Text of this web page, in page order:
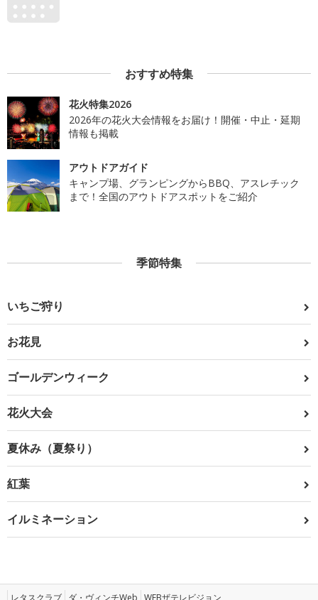
おすすめ特集
花火特集2026
2026年の花火大会情報をお届け！開催・中止・延期
情報も掲載
アウトドアガイド
キャンプ場、グランピングからBBQ、アスレチック
まで！全国のアウトドアスポットをご紹介
季節特集
いちご狩り
お花見
ゴールデンウィーク
花火大会
夏休み（夏祭り）
紅葉
イルミネーション
レタスクラブ ダ・ヴィンチWeb WEBザテレビジョン